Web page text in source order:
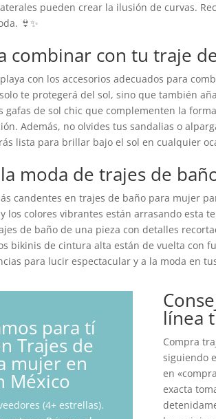
pueden crear la ilusión de curvas.
👙✨
combinar con tu traje
con los accesorios adecuados para
te protegerá del sol, sino que también
gafas de sol chic que complementen la
Además, no olvides tus sandalias o
lista para brillar bajo el sol en cualquier
moda de trajes de
candentes en trajes de baño para mujer
los colores vibrantes están arrasando esta
de baño de una pieza con detalles
bikinis de cintura alta están de vuelta con
para lucir espectacular y a la moda en
para tí
Trajes de
mujer en
México
(4+ estrellas).
línea
Compra
siguiendo
en
exacta